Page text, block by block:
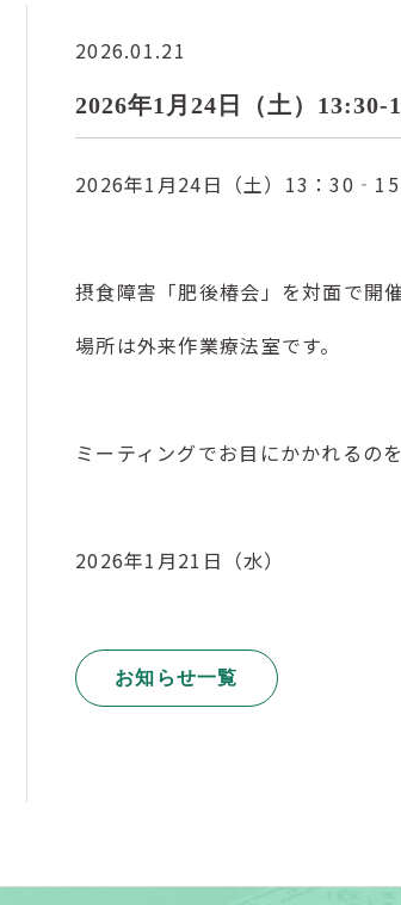
2026.01.21
2026年1月24日（土）
2026年1月24日（土）13：
摂食障害「肥後椿会」を対面で開催
場所は外来作業療法室です。
ミーティングでお目にかかれるの
2026年1月21日（水）
お知らせ一覧